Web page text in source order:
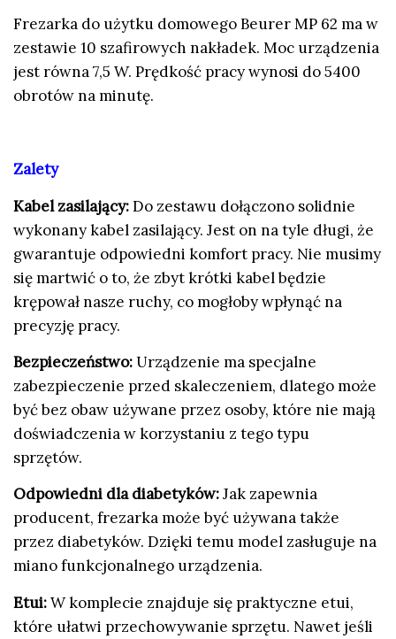
Frezarka do użytku domowego Beurer MP 62 ma w
zestawie 10 szafirowych nakładek. Moc urządzenia
jest równa 7,5 W. Prędkość pracy wynosi do 5400
obrotów na minutę.
Zalety
Kabel zasilający:Do zestawu dołączono solidnie
wykonany kabel zasilający. Jest on na tyle długi, że
gwarantuje odpowiedni komfort pracy. Nie musimy
się martwić o to, że zbyt krótki kabel będzie
krępował nasze ruchy, co mogłoby wpłynąć na
precyzję pracy.
Bezpieczeństwo:Urządzenie ma specjalne
zabezpieczenie przed skaleczeniem, dlatego może
być bez obaw używane przez osoby, które nie mają
doświadczenia w korzystaniu z tego typu
sprzętów.
Odpowiedni dla diabetyków:Jak zapewnia
producent, frezarka może być używana także
przez diabetyków. Dzięki temu model zasługuje na
miano funkcjonalnego urządzenia.
Etui:W komplecie znajduje się praktyczne etui,
które ułatwi przechowywanie sprzętu. Nawet jeśli